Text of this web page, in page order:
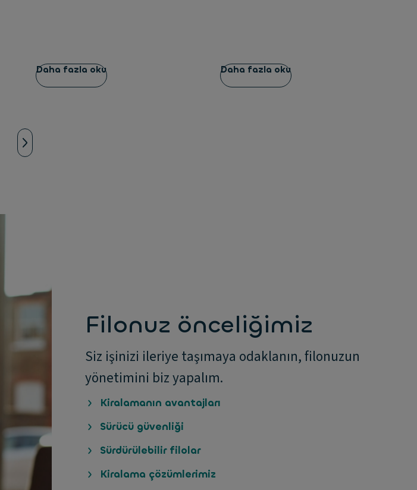
Daha fazla oku Daha fazla oku
Filonuz önceliğimiz
Siz işinizi ileriye taşımaya odaklanın, filonuzun
yönetimini biz yapalım.
Kiralamanın avantajları
Sürücü güvenliği
Sürdürülebilir filolar
Kiralama çözümlerimiz